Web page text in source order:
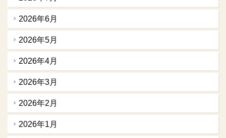
2026年6月
2026年5月
2026年4月
2026年3月
2026年2月
2026年1月